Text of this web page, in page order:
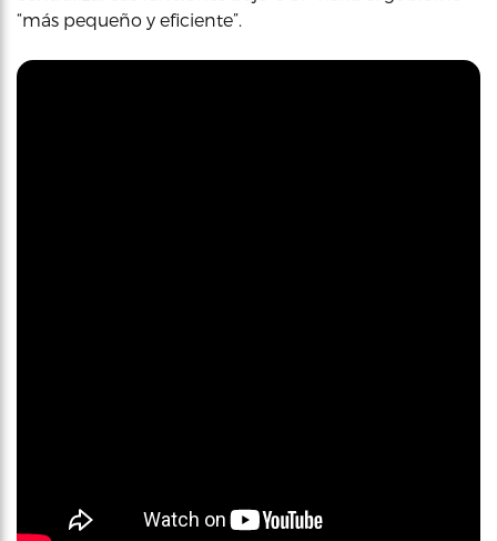
“más pequeño y eficiente”.